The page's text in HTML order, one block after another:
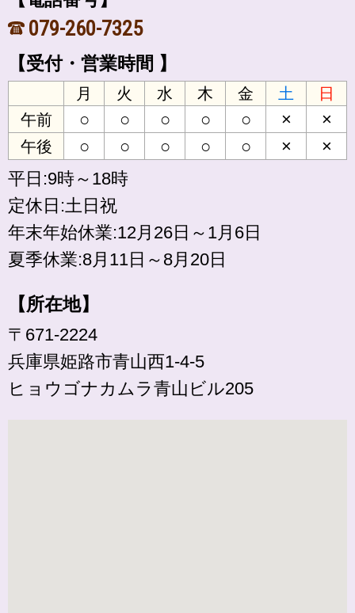
079-260-7325
【受付・営業時間 】
月 火 水 木 金 土
日
午前
○ ○ ○ ○ ○ × ×
午後 ○ ○ ○ ○ ○ ×
×
平日:9時～18時
定休日:土日祝
年末年始休業:12月26日～1月6日
夏季休業:8月11日～8月20日
【所在地】
〒671-2224
兵庫県姫路市青山西1-4-5
ヒョウゴナカムラ青山ビル205